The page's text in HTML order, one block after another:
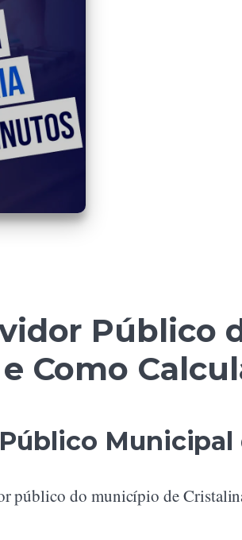
Público
Como
Municipal
público do município de